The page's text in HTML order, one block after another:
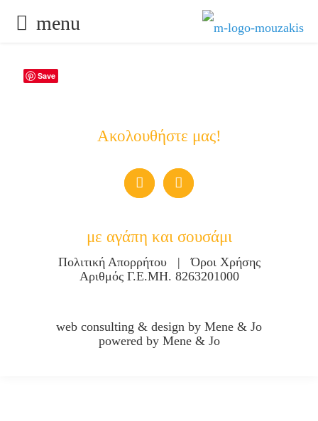
menu
Save
Ακολουθήστε μας!
με αγάπη και σουσάμι
Πολιτική Απορρήτου |
Όροι Χρήσης
Αριθμός Γ.Ε.ΜΗ. 8263201000
web consulting & design by Mene & Jo
powered by Mene & Jo